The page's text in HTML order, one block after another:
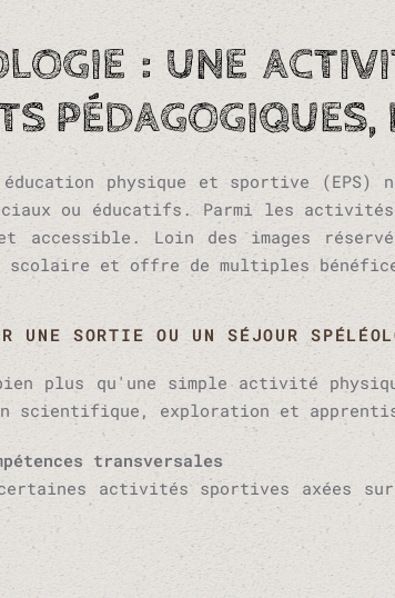
: UNE
physique et sportive
ou éducatifs. Parmi les
accessible. Loin des images
scolaire et offre de multiples
UNE SORTIE OU UN SÉJOUR
plus qu'une simple activité
scientifique, exploration et
transversales
certaines activités sportives axées